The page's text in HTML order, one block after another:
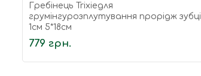
Гребінець Trixieдля
грумінгурозплутування прорідж зубці
1см 5*18см
779 грн.